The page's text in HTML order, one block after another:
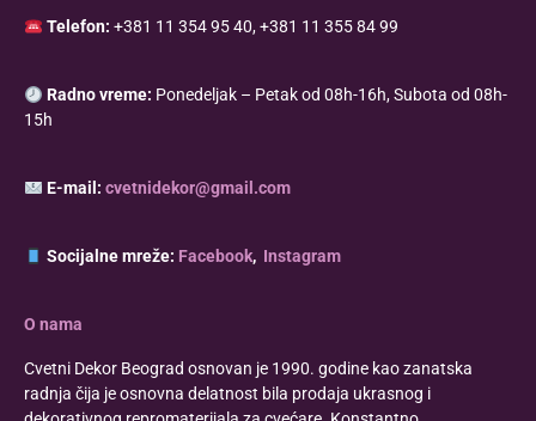
Telefon: +381 11 354 95 40, +381 11 355 84 99
Radno vreme: Ponedeljak – Petak od 08h-16h, Subota od 08h-
15h
E-mail: cvetnidekor@gmail.com
Socijalne mreže: Facebook, Instagram
O nama
Cvetni Dekor Beograd osnovan je 1990. godine kao zanatska
radnja čija je osnovna delatnost bila prodaja ukrasnog i